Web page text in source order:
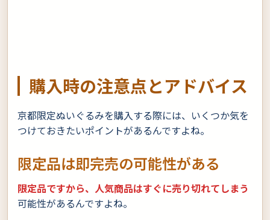
購入時の注意点とアドバイス
京都限定ぬいぐるみを購入する際には、いくつか気を
つけておきたいポイントがあるんですよね。
限定品は即完売の可能性がある
限定品ですから、人気商品はすぐに売り切れてしまう
可能性があるんですよね。